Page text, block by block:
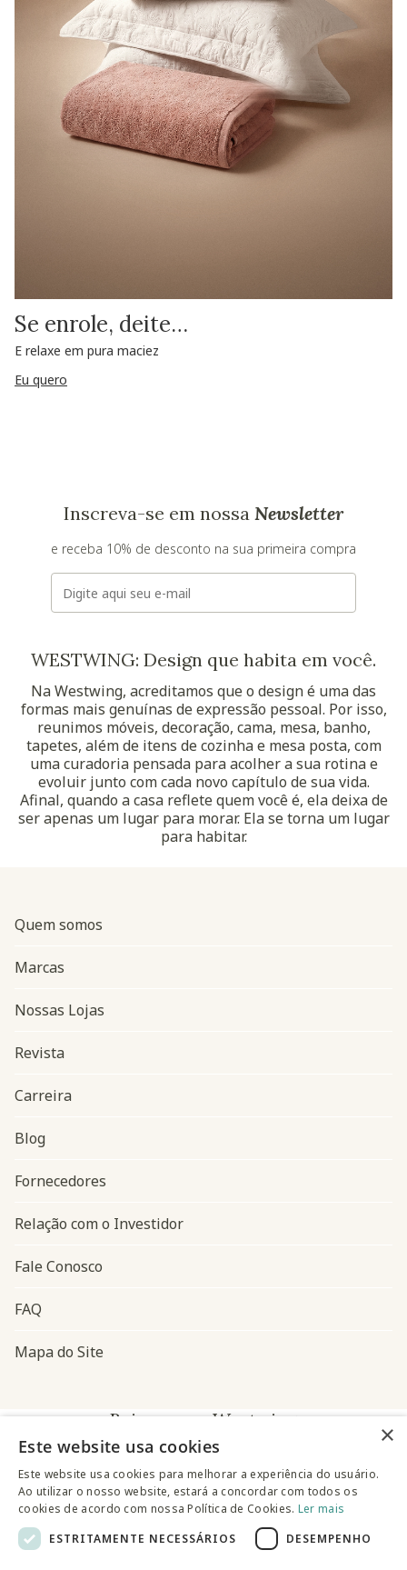
Se enrole, deite…
E relaxe em pura maciez
Eu quero
Inscreva-se em nossa Newsletter
e receba 10% de desconto na sua primeira compra
E-mail
WESTWING: Design que habita em você.
Na Westwing, acreditamos que o design é uma das
formas mais genuínas de expressão pessoal. Por isso,
reunimos móveis, decoração, cama, mesa, banho,
tapetes, além de itens de cozinha e mesa posta, com
uma curadoria pensada para acolher a sua rotina e
evoluir junto com cada novo capítulo de sua vida.
Afinal, quando a casa reflete quem você é, ela deixa de
ser apenas um lugar para morar. Ela se torna um lugar
para habitar.
Navegação do rodapé
Quem somos
Marcas
Nossas Lojas
Revista
Carreira
Blog
Fornecedores
Relação com o Investidor
Fale Conosco
FAQ
Mapa do Site
Baixe o app Westwing
×
Este website usa cookies
Este website usa cookies para melhorar a experiência do usuário.
Ao utilizar o nosso website, estará a concordar com todos os
cookies de acordo com nossa Política de Cookies. Ler mais
ESTRITAMENTE NECESSÁRIOS
DESEMPENHO